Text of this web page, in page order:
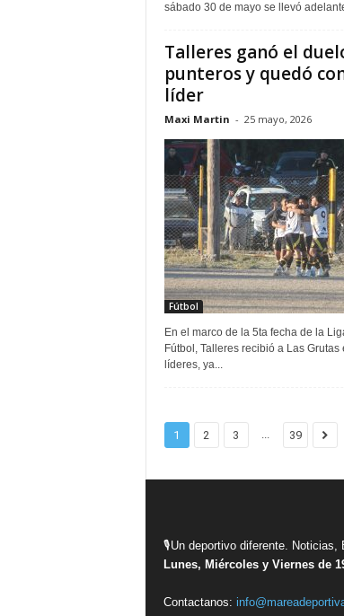
sábado 30 de mayo se llevó
Talleres ganó el
punteros y quedó
líder
Maxi Martin - 25 mayo, 2026
Fútbol
En el marco de la 5ta fecha de la
Fútbol, Talleres recibió a Las Grutas
líderes, ya...
1 2 3 ... 39
🎙Un deportivo diferente.
Lunes, Miércoles y Viernes de
Contactanos: